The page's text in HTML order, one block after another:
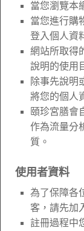
當您瀏覽本
當您進行購
登入個人資
網站所取得
說明的使用
除事先說明
將您的個人
頤珍宮膳會
作為流量分
質。
使用者資料
為了保障各
客，請先加
註冊過程中